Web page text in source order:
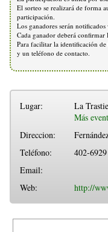
El sorteo se realizará de forma
participación.
Los ganadores serán
Cada ganador deberá
Para facilitar la identificación
y un teléfono de contacto.
Lugar:
La
Más
Direccion:
Teléfono:
402-6929
Email:
Web:
http://